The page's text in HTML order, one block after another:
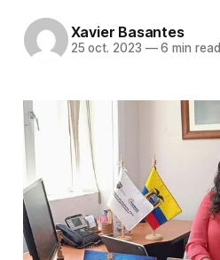
Xavier Basantes
25 oct. 2023 —6 min read